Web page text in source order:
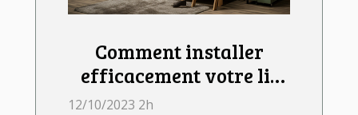
Comment installer
efficacement votre lit
mezzanine ?
12/10/2023 2h